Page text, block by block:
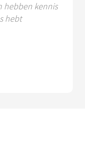
hebben kennis
hebt